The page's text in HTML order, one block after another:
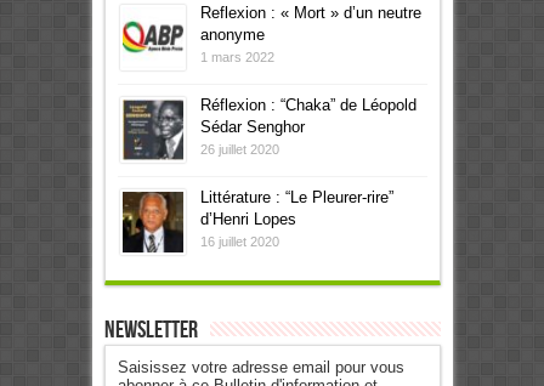
Reflexion : « Mort » d’un neutre
anonyme
1 mars 2022
Réflexion : “Chaka” de Léopold
Sédar Senghor
26 juillet 2020
Littérature : “Le Pleurer-rire”
d’Henri Lopes
16 juillet 2020
Newsletter
Saisissez votre adresse email pour vous